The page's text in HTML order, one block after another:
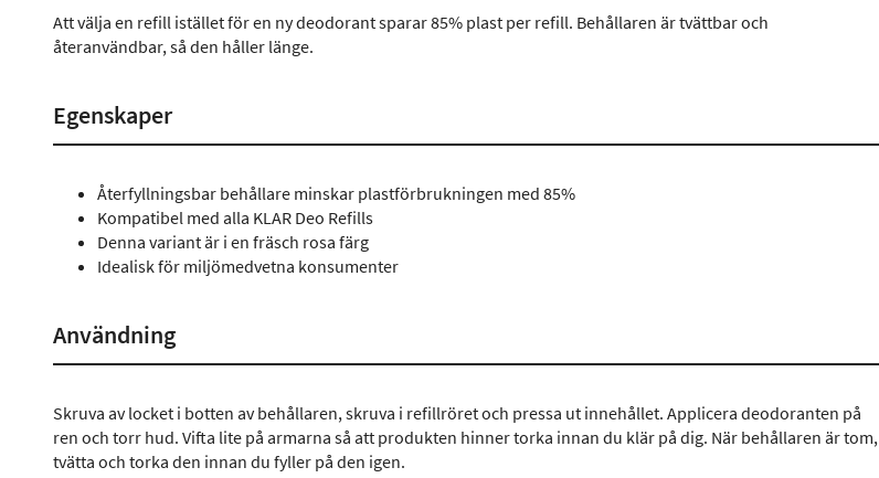
Att välja en refill istället för en ny deodorant sparar 85% plast per refill. Behållaren är tvättbar och
återanvändbar, så den håller länge.
Egenskaper
Återfyllningsbar behållare minskar plastförbrukningen med 85%
Kompatibel med alla KLAR Deo Refills
Denna variant är i en fräsch rosa färg
Idealisk för miljömedvetna konsumenter
Användning
Skruva av locket i botten av behållaren, skruva i refillröret och pressa ut innehållet. Applicera deodoranten på
ren och torr hud. Vifta lite på armarna så att produkten hinner torka innan du klär på dig. När behållaren är tom,
tvätta och torka den innan du fyller på den igen.